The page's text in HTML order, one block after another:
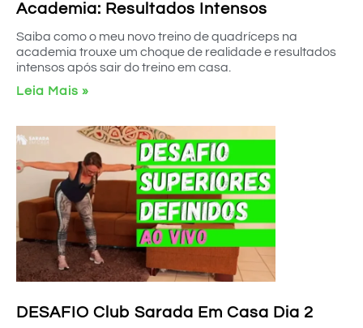
Academia: Resultados Intensos
Saiba como o meu novo treino de quadríceps na
academia trouxe um choque de realidade e resultados
intensos após sair do treino em casa.
Leia Mais »
DESAFIO Club Sarada Em Casa Dia 2